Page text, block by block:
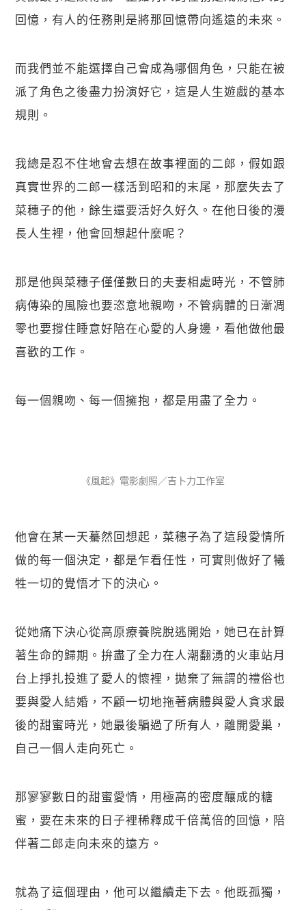
回憶，有人的任務則是將那回憶帶向遙遠的未來。
而我們並不能選擇自己會成為哪個角色，只能在被
派了角色之後盡力扮演好它，這是人生遊戲的基本
規則。
我總是忍不住地會去想在故事裡面的二郎，假如跟
真實世界的二郎一樣活到昭和的末尾，那麼失去了
菜穗子的他，餘生還要活好久好久。在他日後的漫
長人生裡，他會回想起什麼呢？
那是他與菜穗子僅僅數日的夫妻相處時光，不管肺
病傳染的風險也要恣意地親吻，不管病體的日漸凋
零也要撐住睡意好陪在心愛的人身邊，看他做他最
喜歡的工作。
每一個親吻、每一個擁抱，都是用盡了全力。
《風起》電影劇照／吉卜力工作室
他會在某一天驀然回想起，菜穗子為了這段愛情所
做的每一個決定，都是乍看任性，可實則做好了犧
牲一切的覺悟才下的決心。
從她痛下決心從高原療養院脫逃開始，她已在計算
著生命的歸期。拚盡了全力在人潮翻湧的火車站月
台上掙扎投進了愛人的懷裡，拋棄了無謂的禮俗也
要與愛人結婚，不顧一切地拖著病體與愛人貪求最
後的甜蜜時光，她最後騙過了所有人，離開愛巢，
自己一個人走向死亡。
那寥寥數日的甜蜜愛情，用極高的密度釀成的糖
蜜，要在未來的日子裡稀釋成千倍萬倍的回憶，陪
伴著二郎走向未來的遠方。
就為了這個理由，他可以繼續走下去。他既孤獨，